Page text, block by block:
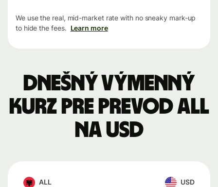
We use the real, mid-market rate with no sneaky mark-up
to hide the fees. Learn more
Dnešný výmenný
kurz pre prevod ALL
na USD
ALL USD